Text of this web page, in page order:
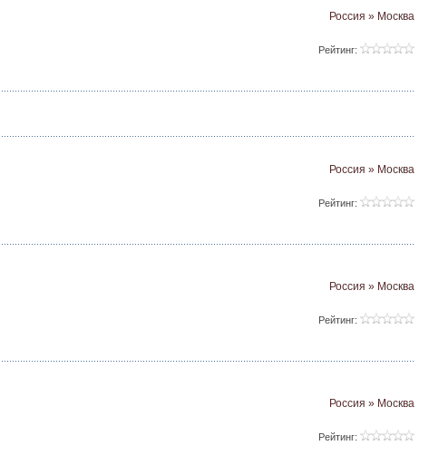
Россия » Москва
Рейтинг:
Россия » Москва
Рейтинг:
Россия » Москва
Рейтинг:
Россия » Москва
Рейтинг: